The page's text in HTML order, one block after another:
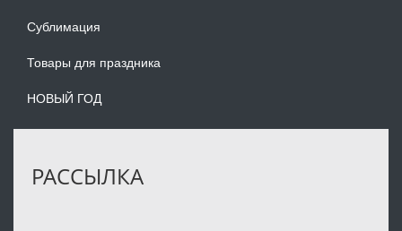
Сублимация
Товары для праздника
НОВЫЙ ГОД
РАССЫЛКА